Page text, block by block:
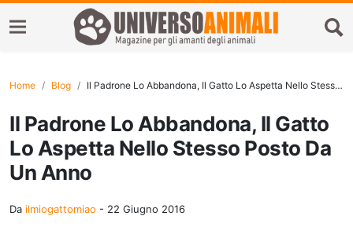
Home Blog Il Padrone Lo Abbandona, Il Gatto Lo Aspetta Nello Stesso Posto Da Un Anno
Il Padrone Lo Abbandona, Il Gatto
Lo Aspetta Nello Stesso Posto Da
Un Anno
Da ilmiogattomiao - 22 Giugno 2016